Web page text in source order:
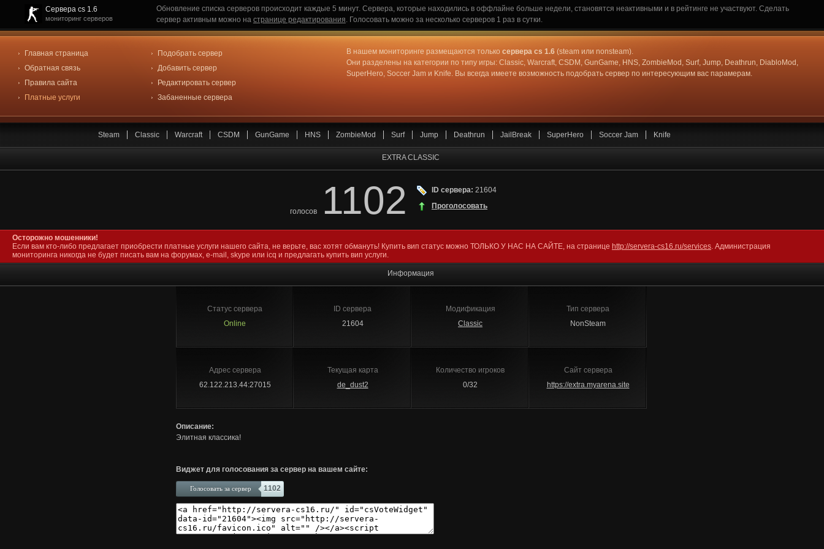
Сервера cs 1.6
мониторинг серверов
Обновление списка серверов происходит каждые 5 минут. Сервера, которые находились в оффлайне больше недели, становятся неактивными и в рейтинге не участвуют. Сделать
сервер активным можно на странице редактирования. Голосовать можно за несколько серверов 1 раз в сутки.
Главная страница
Обратная связь
Правила сайта
Платные услуги
Подобрать сервер
Добавить сервер
Редактировать сервер
Забаненные сервера
В нашем мониторинге размещаются только сервера cs 1.6(steam или nonsteam).
Они разделены на категории по типу игры: Classic, Warcraft, CSDM, GunGame, HNS, ZombieMod, Surf, Jump, Deathrun, DiabloMod,
SuperHero, Soccer Jam и Knife. Вы всегда имеете возможность подобрать сервер по интересующим вас парамерам.
Steam Classic Warcraft CSDM GunGame HNS ZombieMod Surf Jump Deathrun JailBreak SuperHero Soccer Jam Knife
EXTRA CLASSIC
голосов 1102 ID сервера: 21604
Проголосовать
Осторожно мошенники!
Если вам кто-либо предлагает приобрести платные услуги нашего сайта, не верьте, вас хотят обмануть! Купить вип статус можно ТОЛЬКО У НАС НА САЙТЕ, на странице http://servera-cs16.ru/services. Администрация
мониторинга никогда не будет писать вам на форумах, e-mail, skype или icq и предлагать купить вип услуги.
Информация
Статус сервера
Online
ID сервера
21604
Модификация
Classic
Тип сервера
NonSteam
Адрес сервера
62.122.213.44:27015
Текущая карта
de_dust2
Количество игроков
0/32
Сайт сервера
https://extra.myarena.site
Описание:
Элитная классика!
Виджет для голосования за сервер на вашем сайте:
1102
Голосовать за сервер